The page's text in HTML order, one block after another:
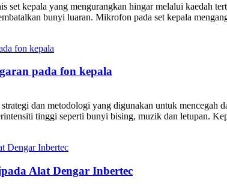
set kepala yang mengurangkan hingar melalui kaedah
bunyi luaran. Mikrofon pada set kepala
pada fon kepala
dan metodologi yang digunakan untuk mencegah
tinggi seperti bunyi bising, muzik dan letupan.
Alat Dengar Inbertec